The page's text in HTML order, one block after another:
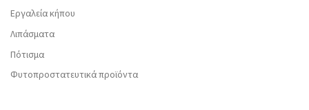
Εργαλεία κήπου
Λιπάσματα
Πότισμα
Φυτοπροστατευτικά προϊόντα